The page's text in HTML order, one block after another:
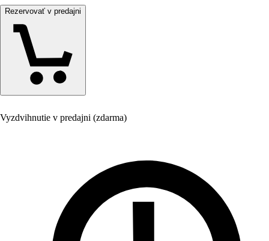
Rezervovať v predajni
Vyzdvihnutie v predajni (zdarma)